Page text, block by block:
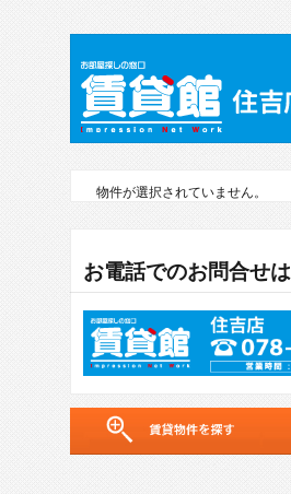
物件が選択されていません。
お電話でのお問合せは